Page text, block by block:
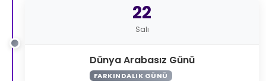
22
Salı
Dünya Arabasız Günü
FARKINDALIK GÜNÜ